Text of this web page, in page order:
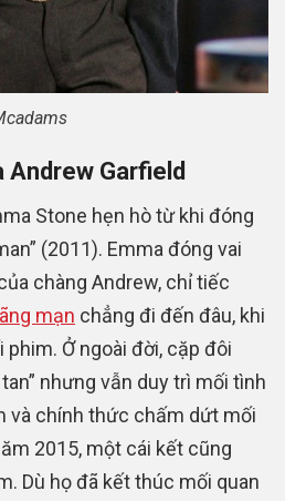
Andrew Garfield
Stone hẹn hò từ khi đóng
(2011). Emma đóng vai
chàng Andrew, chỉ tiếc
mạn chẳng đi đến đâu, khi
phim. Ở ngoài đời, cặp đôi
nhưng vẫn duy trì mối tình
và chính thức chấm dứt mối
2015, một cái kết cũng
Dù họ đã kết thúc mối quan